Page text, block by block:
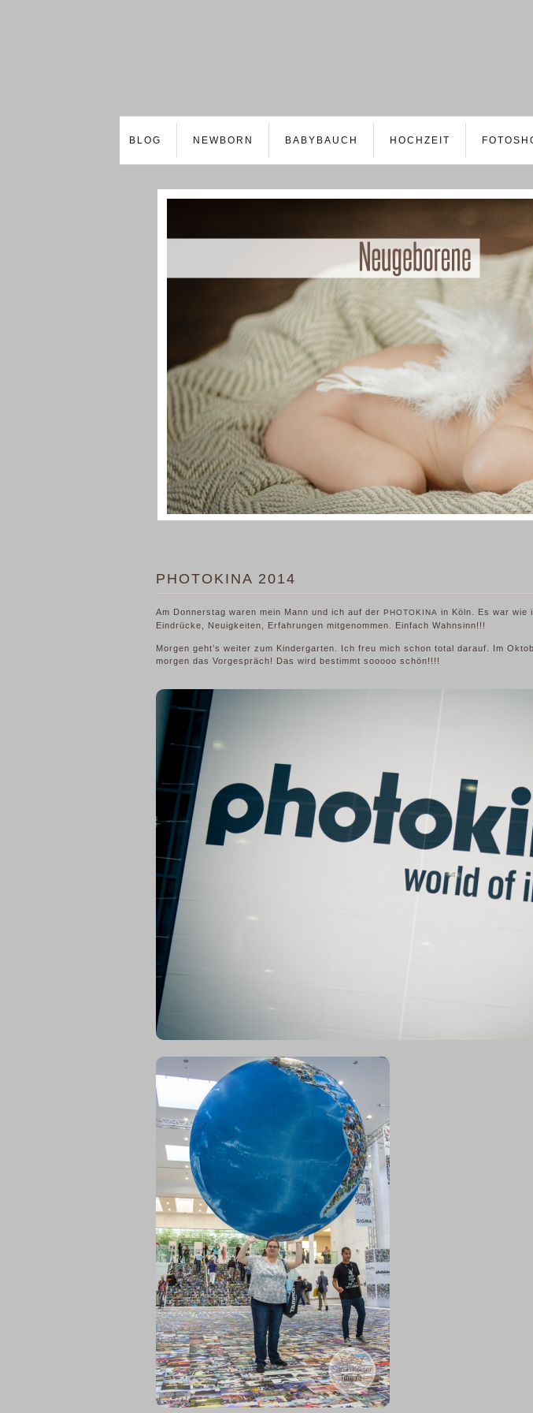
BLOG NEWBORN BABYBAUCH HOCHZEIT
PHOTOKINA 2014
Am Donnerstag waren mein Mann und ich auf der PHOTOKINA in Köln. Es war wie
Eindrücke, Neuigkeiten, Erfahrungen mitgenommen. Einfach Wahnsinn!!!
Morgen geht’s weiter zum Kindergarten. Ich freu mich schon total darauf. Im
morgen das Vorgespräch! Das wird bestimmt sooooo schön!!!!